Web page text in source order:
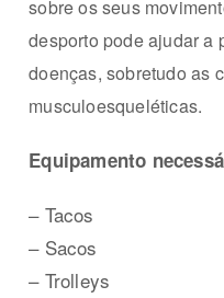
sobre os seus
desporto pode ajudar a
doenças, sobretudo as
musculoesqueléticas.
Equipamento
– Tacos
– Sacos
– Trolleys